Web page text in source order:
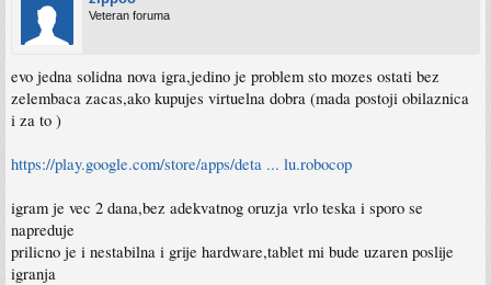
Veteran foruma
evo jedna solidna nova igra,jedino je problem sto mozes ostati bez
zelembaca zacas,ako kupujes virtuelna dobra (mada postoji obilaznica
i za to )
https://play.google.com/store/apps/deta ... lu.robocop
igram je vec 2 dana,bez adekvatnog oruzja vrlo teska i sporo se
napreduje
prilicno je i nestabilna i grije hardware,tablet mi bude uzaren poslije
igranja